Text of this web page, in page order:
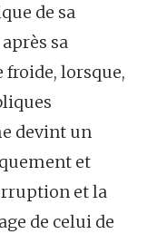
de sa
sa
lorsque,
devint un
et
et la
de celui de